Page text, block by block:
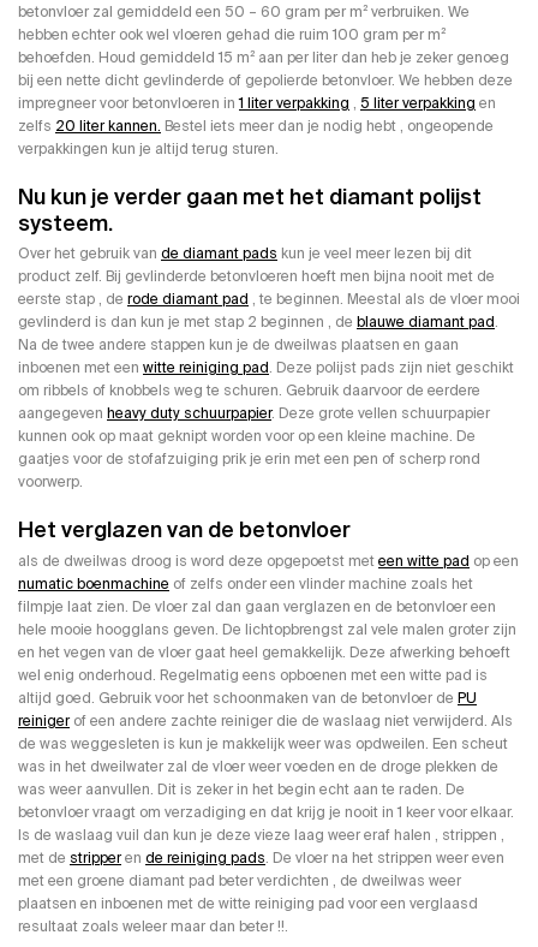
betonvloer zal gemiddeld een 50 – 60 gram per m² verbruiken. We
hebben echter ook wel vloeren gehad die ruim 100 gram per m²
behoefden. Houd gemiddeld 15 m² aan per liter dan heb je zeker genoeg
bij een nette dicht gevlinderde of gepolierde betonvloer. We hebben deze
impregneer voor betonvloeren in1 liter verpakking , 5 liter verpakking en
zelfs 20 liter kannen. Bestel iets meer dan je nodig hebt , ongeopende
verpakkingen kun je altijd terug sturen.
Nu kun je verder gaan met het diamant polijst
systeem.
Over het gebruik van de diamant pads kun je veel meer lezen bij dit
product zelf. Bij gevlinderde betonvloeren hoeft men bijna nooit met de
eerste stap , de rode diamant pad , te beginnen. Meestal als de vloer mooi
gevlinderd is dan kun je met stap 2 beginnen , de blauwe diamant pad.
Na de twee andere stappen kun je de dweilwas plaatsen en gaan
inboenen met een witte reiniging pad. Deze polijst pads zijn niet geschikt
om ribbels of knobbels weg te schuren. Gebruik daarvoor de eerdere
aangegeven heavy duty schuurpapier. Deze grote vellen schuurpapier
kunnen ook op maat geknipt worden voor op een kleine machine. De
gaatjes voor de stofafzuiging prik je erin met een pen of scherp rond
voorwerp.
Het verglazen van de betonvloer
als de dweilwas droog is word deze opgepoetst meteen witte pad op een
numatic boenmachine of zelfs onder een vlinder machine zoals het
filmpje laat zien. De vloer zal dan gaan verglazen en de betonvloer een
hele mooie hoogglans geven. De lichtopbrengst zal vele malen groter zijn
en het vegen van de vloer gaat heel gemakkelijk. Deze afwerking behoeft
wel enig onderhoud. Regelmatig eens opboenen met een witte pad is
altijd goed. Gebruik voor het schoonmaken van de betonvloer de PU
reinigerof een andere zachte reiniger die de waslaag niet verwijderd. Als
de was weggesleten is kun je makkelijk weer was opdweilen. Een scheut
was in het dweilwater zal de vloer weer voeden en de droge plekken de
was weer aanvullen. Dit is zeker in het begin echt aan te raden. De
betonvloer vraagt om verzadiging en dat krijg je nooit in 1 keer voor elkaar.
Is de waslaag vuil dan kun je deze vieze laag weer eraf halen , strippen ,
met de stripperen de reiniging pads. De vloer na het strippen weer even
met een groene diamant pad beter verdichten , de dweilwas weer
plaatsen en inboenen met de witte reiniging pad voor een verglaasd
resultaat zoals weleer maar dan beter !!.